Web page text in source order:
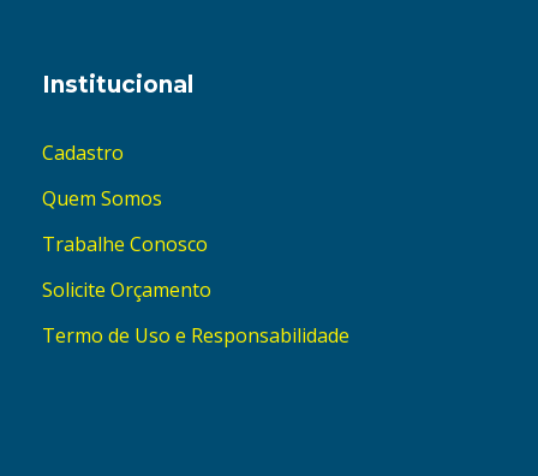
Institucional
Cadastro
Quem Somos
Trabalhe Conosco
Solicite Orçamento
Termo de Uso e Responsabilidade